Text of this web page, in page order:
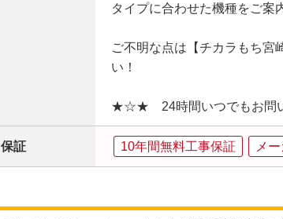
タイプに合わせた機種をご案
ご不明な点は【チカラもち宮
い！
★☆★ 24時間いつでもお
保証 10年間無料工事保証 メ